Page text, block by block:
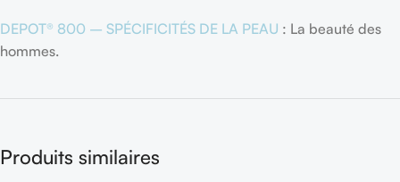
DEPOT® 800 – SPÉCIFICITÉS DE LA PEAU : La beauté des
hommes.
Produits similaires